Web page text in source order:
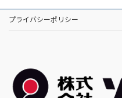
プライバシーポリシー